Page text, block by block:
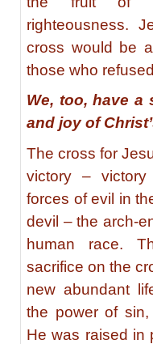
righteousness.
cross would be
those who
We, too, have a
and joy of
The cross for
victory –
forces of evil in
devil – the arch-
human race.
sacrifice on the
new abundant
the power of
He was raised in